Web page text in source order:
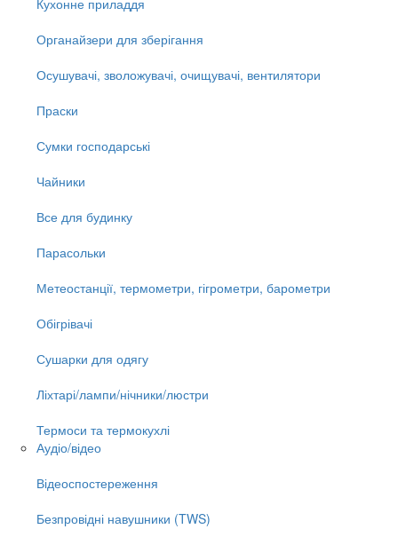
Органайзери для зберігання
Осушувачі, зволожувачі, очищувачі, вентилятори
Праски
Сумки господарські
Чайники
Все для будинку
Парасольки
Метеостанції, термометри, гігрометри, барометри
Обігрівачі
Сушарки для одягу
Ліхтарі/лампи/нічники/люстри
Термоси та термокухлі
Аудіо/відео
Відеоспостереження
Безпровідні навушники (TWS)